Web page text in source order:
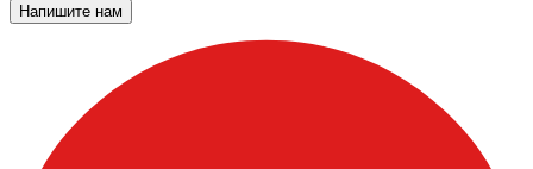
Напишите нам